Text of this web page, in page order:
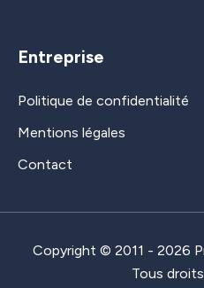
Entreprise
Politique de confidentialité
Mentions légales
Contact
Copyright © 2011 - 2026
Tous